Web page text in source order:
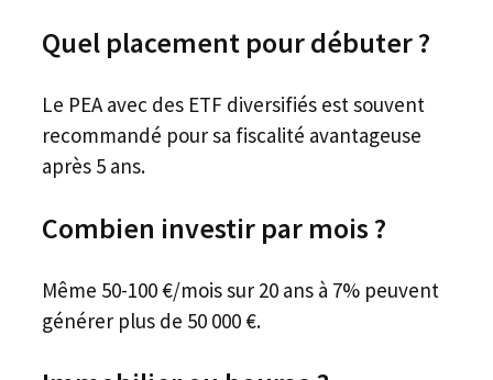
Quel placement pour débuter ?
Le PEA avec des ETF diversifiés est souvent
recommandé pour sa fiscalité avantageuse
après 5 ans.
Combien investir par mois ?
Même 50-100 €/mois sur 20 ans à 7% peuvent
générer plus de 50 000 €.